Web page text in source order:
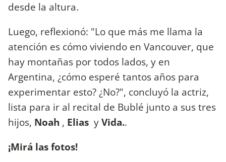
desde la altura.
Luego, reflexionó: "Lo que más me llama la
atención es cómo viviendo en Vancouver, que
hay montañas por todos lados, y en
Argentina, ¿cómo esperé tantos años para
experimentar esto? ¿No?", concluyó la actriz,
lista para ir al recital de Bublé junto a sus tres
hijos, Noah , Elias yVida..
¡Mirá las fotos!